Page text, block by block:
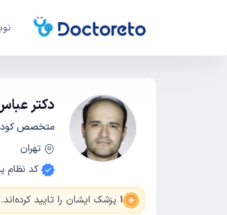
دکتر
متخصص
تهران
کد نظام
1 پزشک ایشان را تایید کرده‌اند.